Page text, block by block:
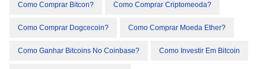
Como Comprar Bitcon? Como Comprar Criptomeoda?
Como Comprar Dogcecoin? Como Comprar Moeda Ether?
Como Ganhar Bitcoins No Coinbase? Como Investir Em Bitcoin